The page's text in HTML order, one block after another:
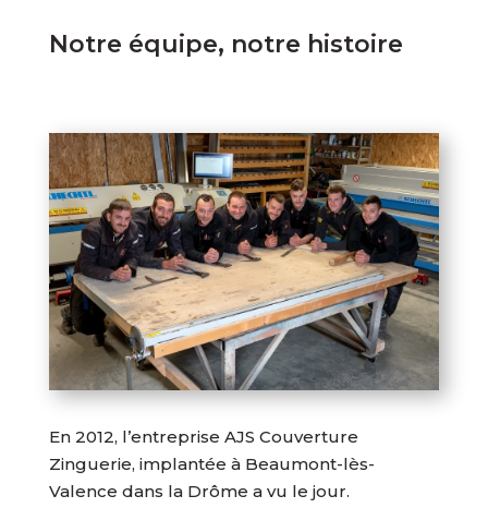
Notre équipe, notre histoire
En 2012, l’entreprise AJS Couverture
Zinguerie, implantée à Beaumont-lès-
Valence dans la Drôme a vu le jour.